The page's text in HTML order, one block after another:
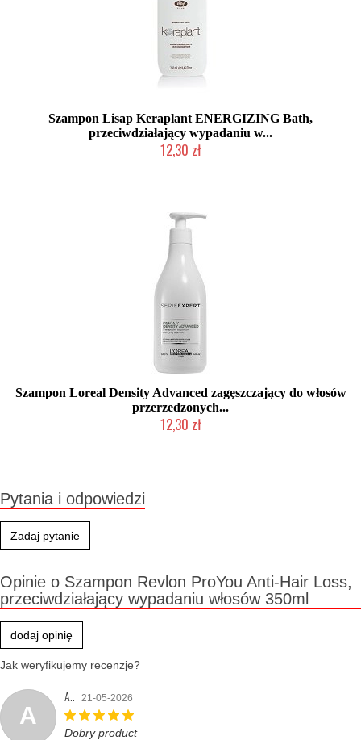
Szampon Lisap Keraplant ENERGIZING Bath,
przeciwdziałający wypadaniu w...
12,30 zł
Szampon Loreal Density Advanced zagęszczający do włosów
przerzedzonych...
12,30 zł
Pytania i odpowiedzi
Zadaj pytanie
Opinie o Szampon Revlon ProYou Anti-Hair Loss,
przeciwdziałający wypadaniu włosów 350ml
dodaj opinię
Jak weryfikujemy recenzje?
A
A.. 21-05-2026
Dobry product